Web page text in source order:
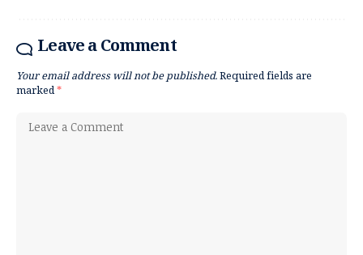
Leave a Comment
Your email address will not be published.Required fields are
marked*